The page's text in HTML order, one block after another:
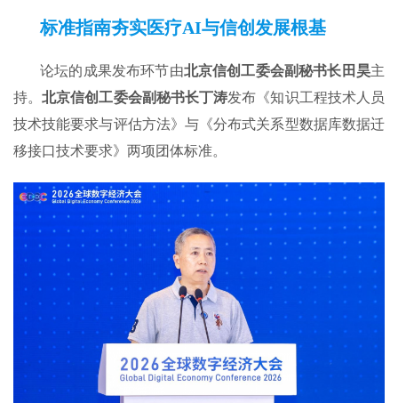
标准指南夯实医疗AI与信创发展根基
论坛的成果发布环节由北京信创工委会副秘书长田昊主
持。北京信创工委会副秘书长丁涛发布《知识工程技术人员
技术技能要求与评估方法》与《分布式关系型数据库数据迁
移接口技术要求》两项团体标准。